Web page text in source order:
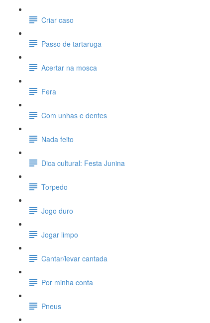
Criar caso
Passo de tartaruga
Acertar na mosca
Fera
Com unhas e dentes
Nada feito
Dica cultural: Festa Junina
Torpedo
Jogo duro
Jogar limpo
Cantar/levar cantada
Por minha conta
Pneus